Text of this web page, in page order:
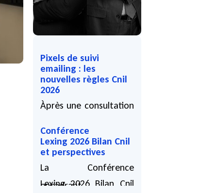
Pixels de suivi
emailing : les
nouvelles règles Cnil
2026
Àprès une consultation
adopté, le 12 mars
2026, une
recommandation
encadrant...
Conférence
Lexing 2026 Bilan Cnil
et perspectives
La Conférence
Lexing 2026 Bilan Cnil